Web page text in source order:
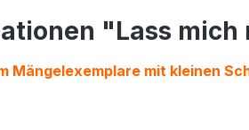
"Lass mich
Mängelexemplare mit kleinen